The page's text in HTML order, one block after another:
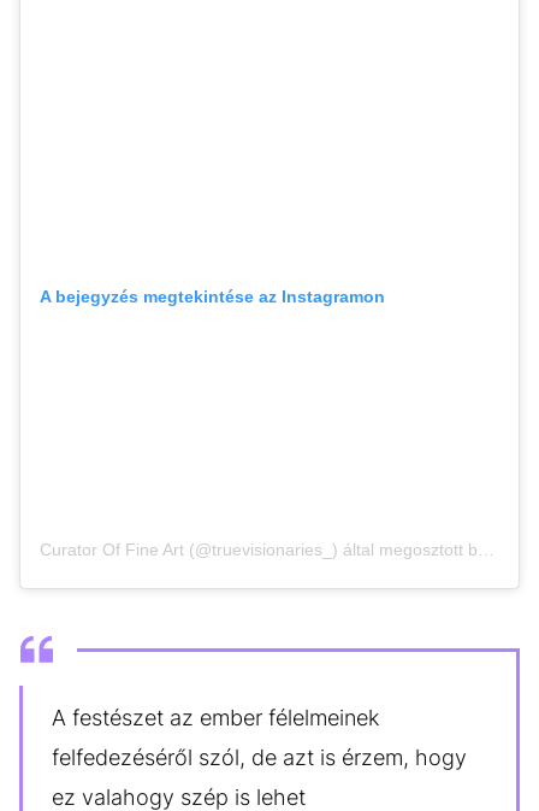
A bejegyzés megtekintése az Instagramon
A festészet az ember félelmeinek
felfedezéséről szól, de azt is érzem, hogy
ez valahogy szép is lehet